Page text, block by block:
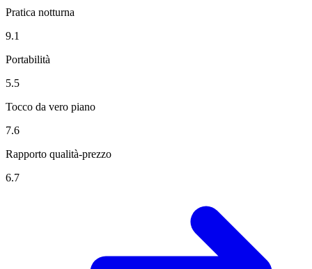
Pratica notturna
9.1
Portabilità
5.5
Tocco da vero piano
7.6
Rapporto qualità-prezzo
6.7